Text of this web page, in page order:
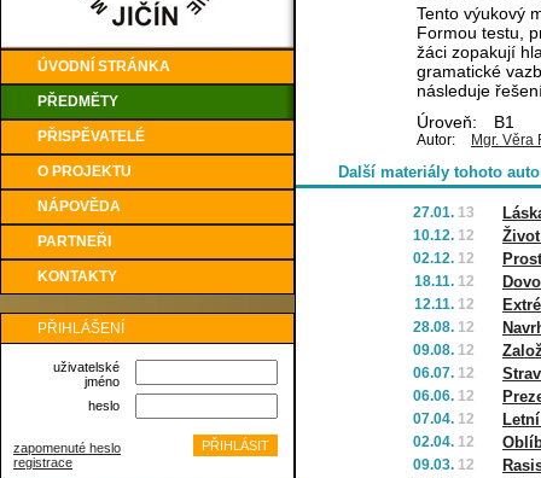
ÚVODNÍ STRÁNKA
PŘEDMĚTY
PŘISPĚVATELÉ
O PROJEKTU
NÁPOVĚDA
PARTNEŘI
KONTAKTY
PŘIHLÁŠENÍ
uživatelské
jméno
heslo
zapomenuté heslo
registrace
Tento výukový
Formou testu,
žáci zopakují
gramatické
následuje
Úroveň:
B1
Autor: Mgr. Věra
Další materiály tohoto
27.01. 13
10.12. 12
02.12. 12
18.11. 12
12.11. 12
28.08. 12
09.08. 12
06.07. 12
06.06. 12
07.04. 12
02.04. 12
09.03. 12